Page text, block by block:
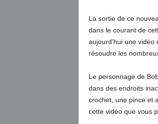
La sortie de ce
dans le courant de
aujourd’hui une
résoudre les
Le personnage de
dans des endroits
crochet, une pince et
cette vidéo que vous